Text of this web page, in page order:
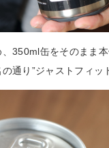
350ml缶をそのまま
通り”ジャストフィッ